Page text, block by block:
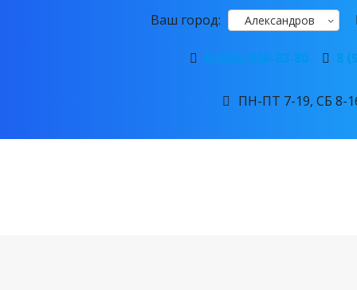
Ваш город: Александров
8 (920) 906-83-80 8
ПН-ПТ 7-19, СБ 8-